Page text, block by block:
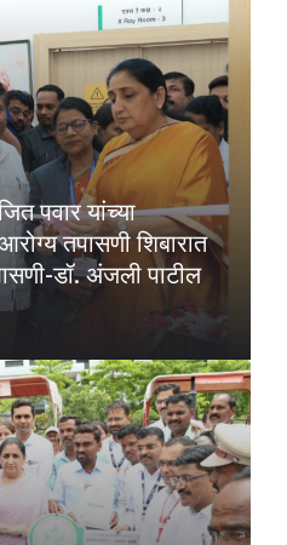
पवार यांच्या
तपासणी शिबारात
डॉ. अंजली पाटील